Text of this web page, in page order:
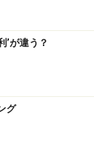
り、特定の金融
の責任において
しております
づく損失・損害
サービス提供者
’が違う？
グ